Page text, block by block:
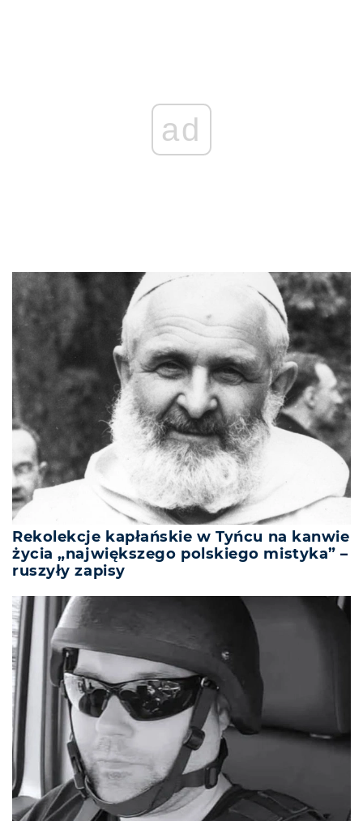
ad
Rekolekcje kapłańskie w Tyńcu na kanwie
życia „największego polskiego mistyka” –
ruszyły zapisy